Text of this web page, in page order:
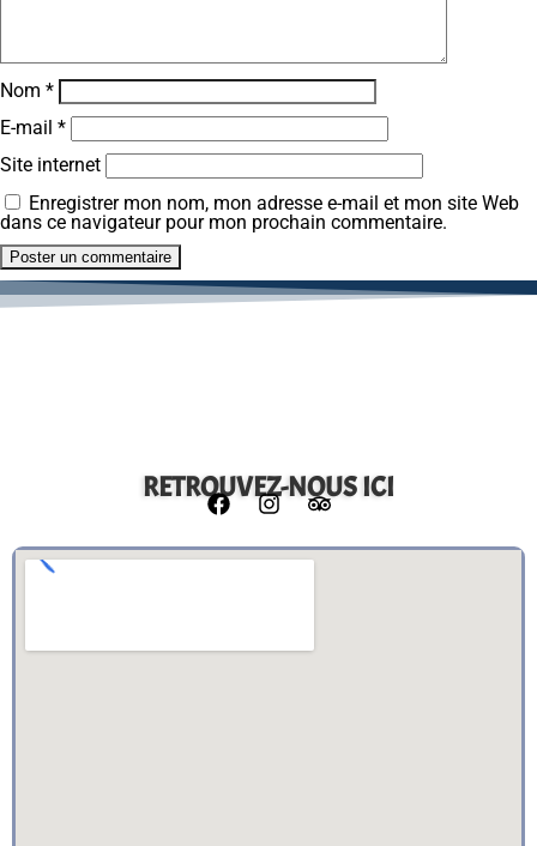
Nom *
E-mail *
Site internet
Enregistrer mon nom, mon adresse e-mail et mon site Web
dans ce navigateur pour mon prochain commentaire.
RETROUVEZ-NOUS ICI